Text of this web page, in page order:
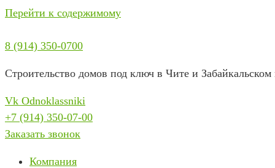
Перейти к содержимому
8 (914) 350-0700
Строительство домов под ключ в Чите и Забайкальском
Vk Odnoklassniki
+7 (914) 350-07-00
Заказать звонок
Компания